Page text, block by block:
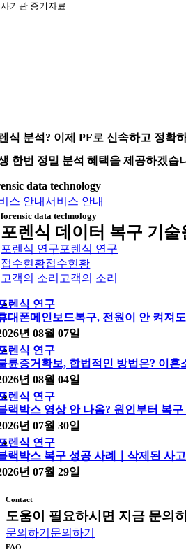
기관 증거자료
식 분석? 이제 PF로 신속하고 정확하
한번 정밀 분석 혜택을 제공하겠습
data technology
스 안내서비스 안내
forensic data technology
포렌식 데이터 복구 기술
포렌식 연구포렌식 연구
접수현황접수현황
고객의 소리 고객의 소리
렌식 연구
대폰메인보드복구, 전원이 안 켜져
년 08월 07일
렌식 연구
륜증거확보, 합법적인 방법은? 이
년 08월 04일
렌식 연구
랙박스 영상 안 나옴? 원인부터 복
년 07월 30일
렌식 연구
랙박스 복구 성공 사례｜삭제된 사
년 07월 29일
Contact
도움이 필요하시면 지금 문의
문의하기 문의하기
FAQ